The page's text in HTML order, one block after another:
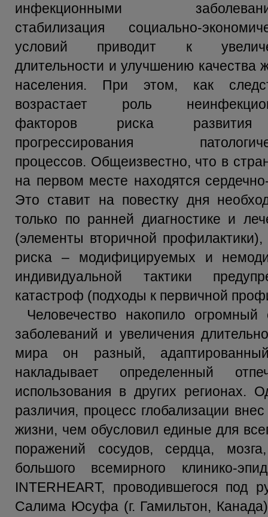
инфекционными
стабилизация социально-
условий приводит к
длительности и улучшению качества
населения. При этом, как
возрастает роль
факторов риска
прогрессирования
процессов. Общеизвестно, что в
на первом месте находятся
Это ставит на повестку дня
только по ранней диагностике и
(элементы вторичной
риска – модифицируемых и
индивидуальной тактики
катастроф (подходы к первичной
Человечество накопило
заболеваний и увеличения
мира он разный,
накладывает определенный
использования в других регионах.
различия, процесс глобализации
жизни, чем обусловил единые для
поражений сосудов, сердца,
большого всемирного клинико-
INTERHEART, проводившегося под
Салима Юсуфа (г. Гамильтон,